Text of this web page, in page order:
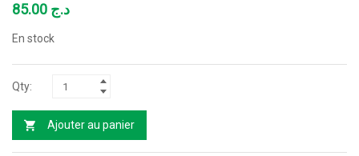
د.ج
En stock
Ajouter au panier